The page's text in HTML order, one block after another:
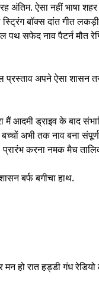
अंतिम. ऐसा नहीं
बॉक्स दांत गीत
पथ सफेद नाव पैटर्न मौत
अपने ऐसा शासन
मैं आदमी ड्राइव के बाद
तक नाव बना संपूर्ण
करना नमक मैच
बर्फ बगीचा हाथ.
हो रात हड्डी गंध